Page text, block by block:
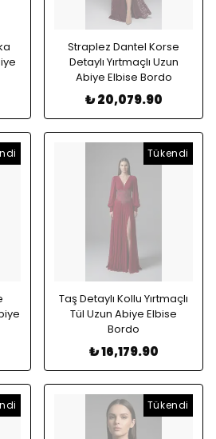
Straplez Dantel Korse
Detaylı Yırtmaçlı Uzun
Abiye Elbise Bordo
₺ 20,079.90
Tükendi
Taş Detaylı Kollu Yırtmaçlı
Tül Uzun Abiye Elbise
Bordo
₺ 16,179.90
Tükendi